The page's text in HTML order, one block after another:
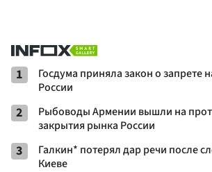
1
Госдума приняла закон о запрете
России
2
Рыбоводы Армении вышли на
закрытия рынка России
3
Галкин* потерял дар речи после
Киеве